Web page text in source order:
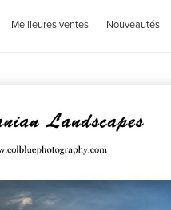
Meilleures ventes Nouveautés